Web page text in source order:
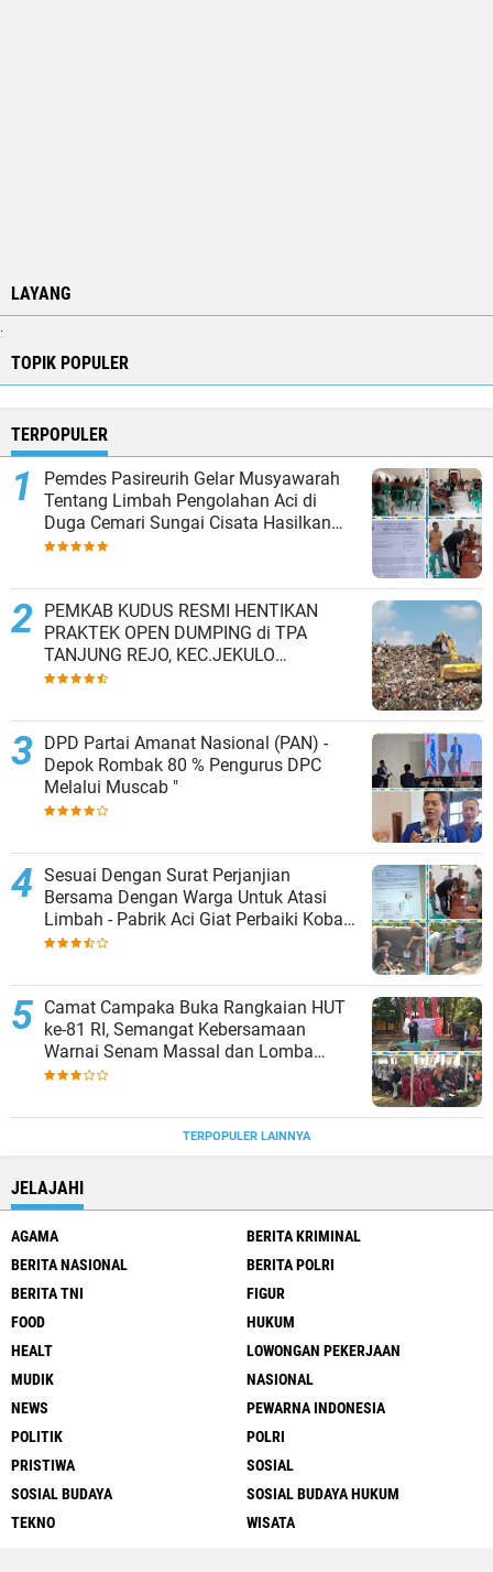
LAYANG
.
TOPIK POPULER
TERPOPULER
Pemdes Pasireurih Gelar Musyawarah
Tentang Limbah Pengolahan Aci di
Duga Cemari Sungai Cisata Hasilkan
Kesepakatan Tutup Sementara
PEMKAB KUDUS RESMI HENTIKAN
PRAKTEK OPEN DUMPING di TPA
TANJUNG REJO, KEC.JEKULO
KAB.KUDUS,BERLAKUKAN SISTEM
DPD Partai Amanat Nasional (PAN) -
Depok Rombak 80 % Pengurus DPC
Melalui Muscab "
Sesuai Dengan Surat Perjanjian
Bersama Dengan Warga Untuk Atasi
Limbah - Pabrik Aci Giat Perbaiki Kobak
Penampungan Air
Camat Campaka Buka Rangkaian HUT
ke-81 RI, Semangat Kebersamaan
Warnai Senam Massal dan Lomba
Karaoke Perangkat Desa
TERPOPULER LAINNYA
JELAJAHI
AGAMA
BERITA KRIMINAL
BERITA NASIONAL
BERITA POLRI
BERITA TNI
FIGUR
FOOD
HUKUM
HEALT
LOWONGAN PEKERJAAN
MUDIK
NASIONAL
NEWS
PEWARNA INDONESIA
POLITIK
POLRI
PRISTIWA
SOSIAL
SOSIAL BUDAYA
SOSIAL BUDAYA HUKUM
TEKNO
WISATA